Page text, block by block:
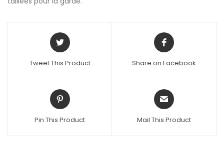
Tweet This Product Share on Facebook
Pin This Product Mail This Product